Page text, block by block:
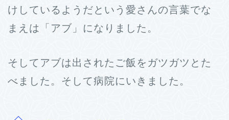
けしているようだという愛さんの言葉でな
まえは「アブ」になりました。
そしてアブは出されたご飯をガツガツとた
べました。そして病院にいきました。